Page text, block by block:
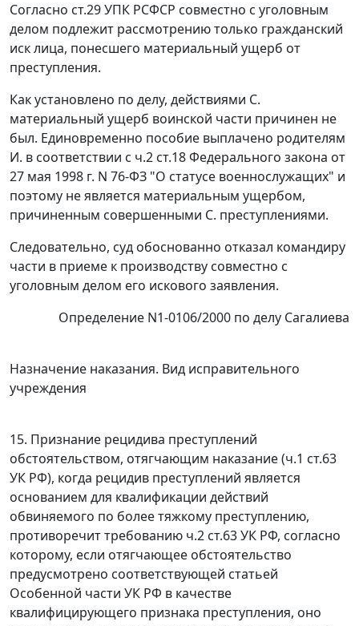
Согласно ст.29 УПК РСФСР совместно с уголовным
делом подлежит рассмотрению только гражданский
иск лица, понесшего материальный ущерб от
преступления.
Как установлено по делу, действиями С.
материальный ущерб воинской части причинен не
был. Единовременно пособие выплачено родителям
И. в соответствии с ч.2 ст.18Федерального закона от
27 мая 1998 г. N 76-ФЗ "О статусе военнослужащих" и
поэтому не является материальным ущербом,
причиненным совершенными С. преступлениями.
Следовательно, суд обоснованно отказал командиру
части в приеме к производству совместно с
уголовным делом его искового заявления.
Определение N1-0106/2000 по делу Сагалиева
Назначение наказания. Вид исправительного
учреждения
15. Признание рецидива преступлений
обстоятельством, отягчающим наказание (ч.1 ст.63
УК РФ), когда рецидив преступлений является
основанием для квалификации действий
обвиняемого по более тяжкому преступлению,
противоречит требованию ч.2 ст.63УК РФ, согласно
которому, если отягчающее обстоятельство
предусмотрено соответствующей статьей
Особенной части УК РФ в качестве
квалифицирующего признака преступления, оно